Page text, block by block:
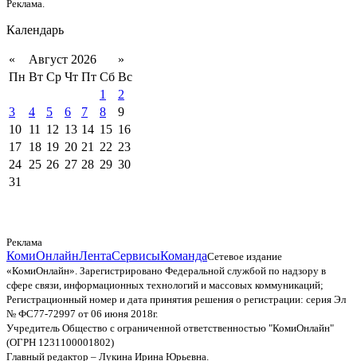
Реклама.
Календарь
« Август 2026
»
Пн Вт Ср Чт Пт Сб Вс
1
2
3
4 5 6 7 8
9
10 11 12 13 14 15 16
17 18 19 20 21 22 23
24 25 26 27 28 29 30
31
Реклама
КомиОнлайнЛентаСервисыКомандаСетевое издание
«КомиОнлайн». Зарегистрировано Федеральной службой по надзору в
сфере связи, информационных технологий и массовых коммуникаций;
Регистрационный номер и дата принятия решения о регистрации: серия Эл
№ ФС77-72997 от 06 июня 2018г.
Учредитель Общество с ограниченной ответственностью "КомиОнлайн"
(ОГРН 1231100001802)
Главный редактор – Лукина Ирина Юрьевна.